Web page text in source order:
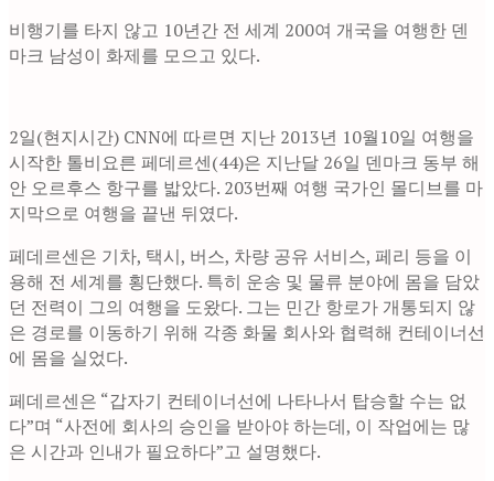
비행기를 타지 않고 10년간 전 세계 200여 개국을 여행한 덴
마크 남성이 화제를 모으고 있다.
2일(현지시간) CNN에 따르면 지난 2013년 10월10일 여행을
시작한 톨비요른 페데르센(44)은 지난달 26일 덴마크 동부 해
안 오르후스 항구를 밟았다. 203번째 여행 국가인 몰디브를 마
지막으로 여행을 끝낸 뒤였다.
페데르센은 기차, 택시, 버스, 차량 공유 서비스, 페리 등을 이
용해 전 세계를 횡단했다. 특히 운송 및 물류 분야에 몸을 담았
던 전력이 그의 여행을 도왔다. 그는 민간 항로가 개통되지 않
은 경로를 이동하기 위해 각종 화물 회사와 협력해 컨테이너선
에 몸을 실었다.
페데르센은 “갑자기 컨테이너선에 나타나서 탑승할 수는 없
다”며 “사전에 회사의 승인을 받아야 하는데, 이 작업에는 많
은 시간과 인내가 필요하다”고 설명했다.